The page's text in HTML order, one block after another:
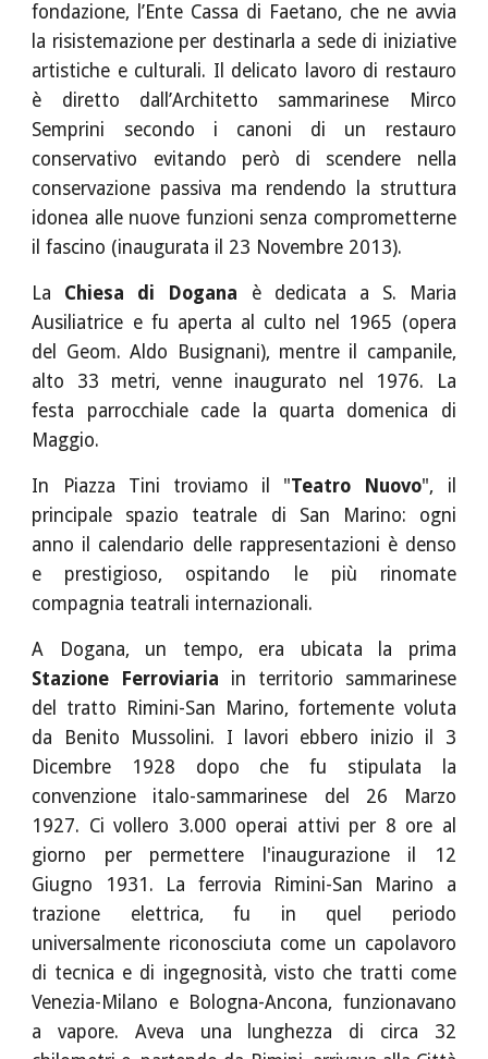
fondazione, l’Ente Cassa di Faetano, che ne avvia
la risistemazione per destinarla a sede di iniziative
artistiche e culturali. Il delicato lavoro di restauro
è diretto dall’Architetto sammarinese Mirco
Semprini secondo i canoni di un restauro
conservativo evitando però di scendere nella
conservazione passiva ma rendendo la struttura
idonea alle nuove funzioni senza comprometterne
il fascino (inaugurata il 23 Novembre 2013).
La Chiesa di Dogana è dedicata a S. Maria
Ausiliatrice e fu aperta al culto nel 1965 (opera
del Geom. Aldo Busignani), mentre il campanile,
alto 33 metri, venne inaugurato nel 1976. La
festa parrocchiale cade la quarta domenica di
Maggio.
In Piazza Tini troviamo il "Teatro Nuovo", il
principale spazio teatrale di San Marino: ogni
anno il calendario delle rappresentazioni è denso
e prestigioso, ospitando le più rinomate
compagnia teatrali internazionali.
A Dogana, un tempo, era ubicata la prima
Stazione Ferroviaria in territorio sammarinese
del tratto Rimini-San Marino, fortemente voluta
da Benito Mussolini. I lavori ebbero inizio il 3
Dicembre 1928 dopo che fu stipulata la
convenzione italo-sammarinese del 26 Marzo
1927. Ci vollero 3.000 operai attivi per 8 ore al
giorno per permettere l'inaugurazione il 12
Giugno 1931. La ferrovia Rimini-San Marino a
trazione elettrica, fu in quel periodo
universalmente riconosciuta come un capolavoro
di tecnica e di ingegnosità, visto che tratti come
Venezia-Milano e Bologna-Ancona, funzionavano
a vapore. Aveva una lunghezza di circa 32